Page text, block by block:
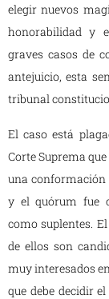
elegir nuevos
honorabilidad y
graves casos de
antejuicio, esta
tribunal
El caso está
Corte Suprema
una conformación
y el quórum fue
como suplentes.
de ellos son
muy interesados
que debe decidir